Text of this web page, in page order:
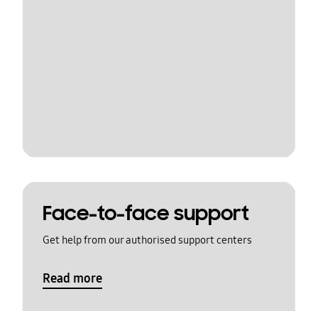
Face-to-face support
Get help from our authorised support centers
Read more